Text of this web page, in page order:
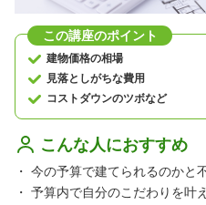
この講座のポイント
建物価格の相場
見落としがちな費用
コストダウンのツボなど
こんな人におすすめ
・ 今の予算で建てられるのかと
・ 予算内で自分のこだわりを叶